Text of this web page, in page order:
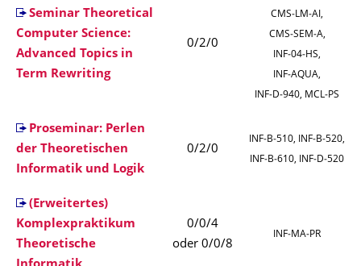
Seminar Theoretical
Computer Science:
Advanced Topics in
Term Rewriting
0/2/0
CMS‑LM‑AI,
CMS‑SEM‑A,
INF‑04‑HS,
INF‑AQUA,
INF‑D‑940, MCL‑PS
Proseminar: Perlen
der Theoretischen
Informatik und Logik
0/2/0
INF‑B‑510, INF‑B‑520,
INF‑B‑610, INF‑D‑520
(Erweitertes)
Komplexpraktikum
Theoretische
0/0/4
oder 0/0/8
INF‑MA‑PR